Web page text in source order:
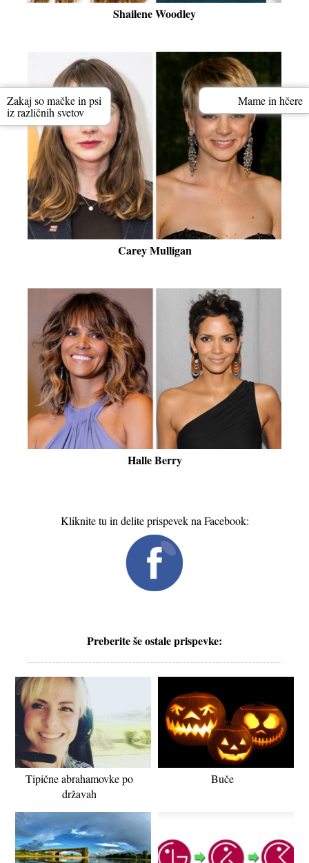
Shailene Woodley
Carey Mulligan
Halle Berry
Kliknite tu in delite prispevek na Facebook:
Preberite še ostale prispevke:
Tipične abrahamovke po
državah
Buče
Zakaj so mačke in psi
iz različnih svetov
Mame in hčere